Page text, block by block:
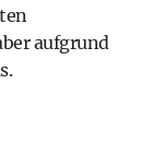
aufgrund